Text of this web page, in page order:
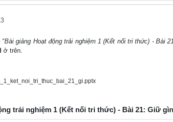
"Bài giảng Hoạt động trải nghiệm 1 (Kết nối tri thức) - Bài
ở trên.
trải nghiệm 1 (Kết nối tri thức) - Bài 21: Giữ